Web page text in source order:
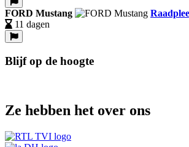
FORD Mustang
11 dagen
Blijf op de hoogte
Ze hebben het over ons